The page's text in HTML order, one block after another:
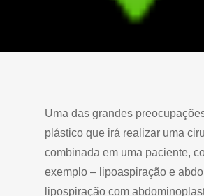
Uma das grandes
plástico que irá realizar uma
combinada em uma paciente,
exemplo – lipoaspiração e
lipospiração com